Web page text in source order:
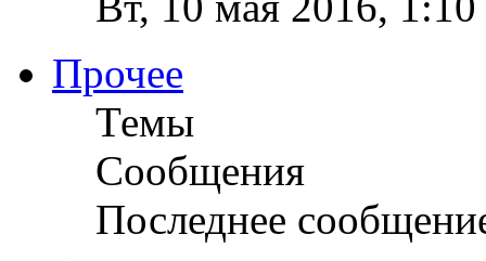
Прочее
Темы
Сообщения
Последнее